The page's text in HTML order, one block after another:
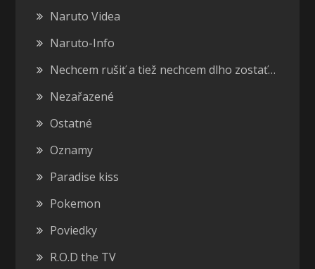
Naruto Videa
Naruto-Info
Nechcem rušiť a tiež nechcem dlho zostať…
Nezařazené
Ostatné
Oznamy
Paradise kiss
Pokemon
Poviedky
R.O.D the TV